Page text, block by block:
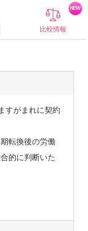
比較情報
NEW
すがまれに契約
転換後の労働
的に判断いた